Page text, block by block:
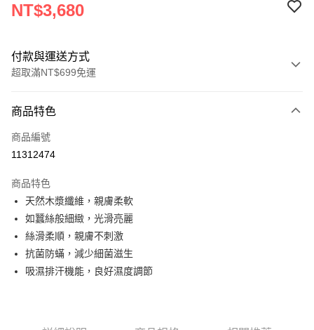
NT$3,680
付款與運送方式
超取滿NT$699免運
信用卡一次付款
信用卡分期付款
合作金庫商業銀行
華南商業銀行
上海商業儲蓄銀行
國泰世華商業銀行
臺灣中小企業銀行
匯豐（台灣）商業銀行
聯邦商業銀行
超商取貨付款
LINE Pay
Apple Pay
悠遊付
商品特色
商品編號
11312474
商品特色
天然木漿纖維，親膚柔軟
如蠶絲般細緻，光滑亮麗
絲滑柔順，親膚不刺激
抗菌防蟎，減少細菌滋生
吸濕排汗機能，良好濕度調節